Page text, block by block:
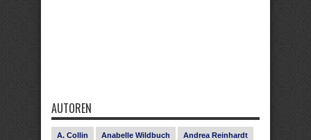
AUTOREN
A. Collin Anabelle Wildbuch Andrea Reinhardt